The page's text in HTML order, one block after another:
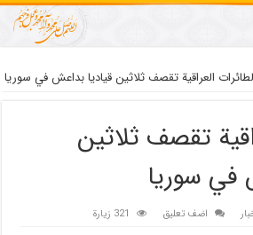
العراقية تقصف ثلاثين قياديا بداعش في سوريا
تقصف ثلاثين
في سوريا
اضف تعليق 321 زيارة